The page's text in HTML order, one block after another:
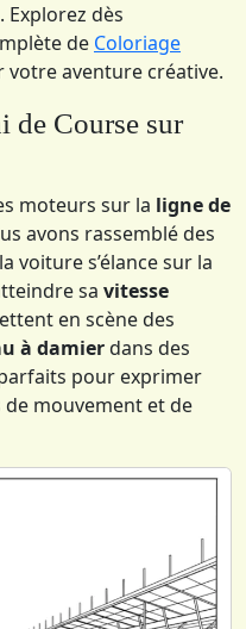
dès
de Coloriage
votre aventure créative.
de Course sur
moteurs sur la ligne de
avons rassemblé des
voiture s’élance sur la
sa vitesse
en scène des
à damierdans des
pour exprimer
mouvement et de